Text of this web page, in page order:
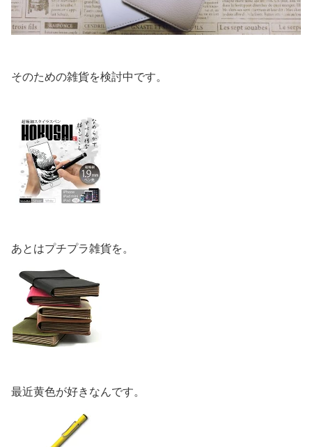
そのための雑貨を検討中です。
あとはプチプラ雑貨を。
最近黄色が好きなんです。